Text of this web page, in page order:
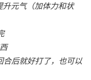
元气（加体力和状
后就好打了，也可以